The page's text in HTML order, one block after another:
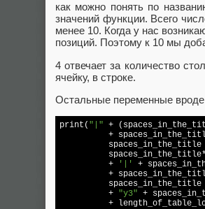
как можно понять по
значений функции. Всего
менее 10. Когда у нас
позиций. Поэтому к 10 мы
4 отвечает за количество
ячейку, в строке.
Остальные переменные вроде
print( "|" +
+
spaces_in_the_title
          +
'|' +
+
spaces_in_the_title
          +
"y3" +
+